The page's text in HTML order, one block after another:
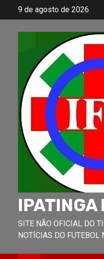
9 de agosto de 2026
IPATINGA
SITE NÃO OFICIAL DO
NOTÍCIAS DO FUTEBOL